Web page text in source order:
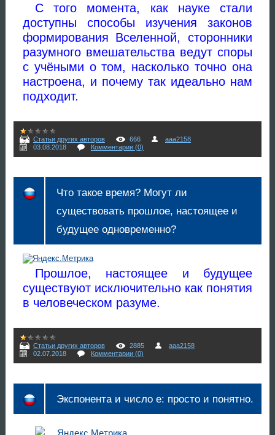
С того момента, как науке стали
доступны способы изучения законов
формирования Вселенной, сторонники
разумного вмешательства ведут споры
с учёными о том, насколько точно она
настроена, и почему так идеально нам
подходит.
Статьи других авторов 666
aaa2158
03.08.2018
Комментарии (0)
Что такое время? Могут ли
существовать прошлое, настоящее и
будущее одновременно?
Прошлое, настоящее и будущее
существуют исключительно как понятия
в человеческом разуме.
Статьи других авторов 2885
aaa2158
02.07.2018
Комментарии (0)
Экспонента и число е: просто и понятно.